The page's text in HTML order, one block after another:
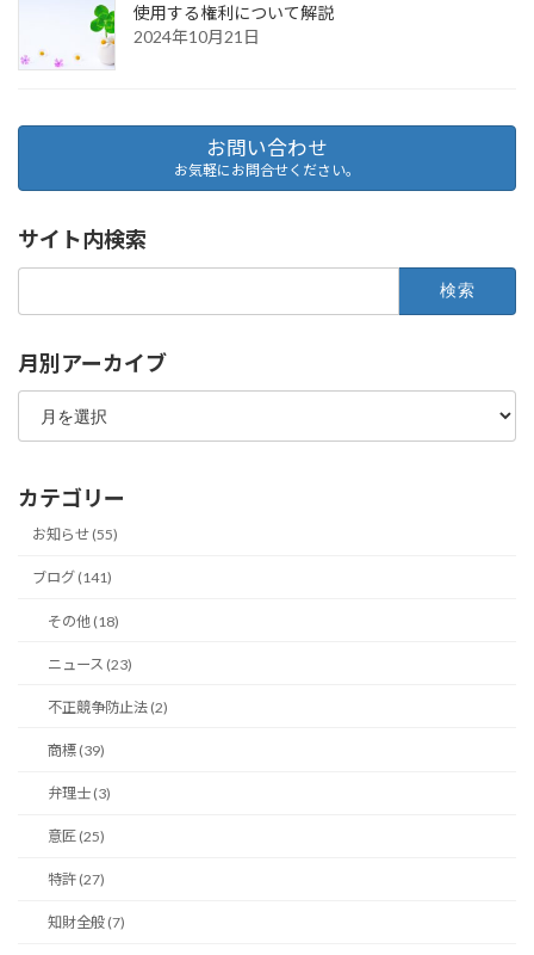
使用する権利について解説
2024年10月21日
お問い合わせ
お気軽にお問合せください。
サイト内検索
月別アーカイブ
月
ア
カ
イ
カテゴリー
お知らせ (55)
ブログ (141)
その他 (18)
ニュース (23)
不正競争防止法 (2)
商標 (39)
弁理士 (3)
意匠 (25)
特許 (27)
知財全般 (7)